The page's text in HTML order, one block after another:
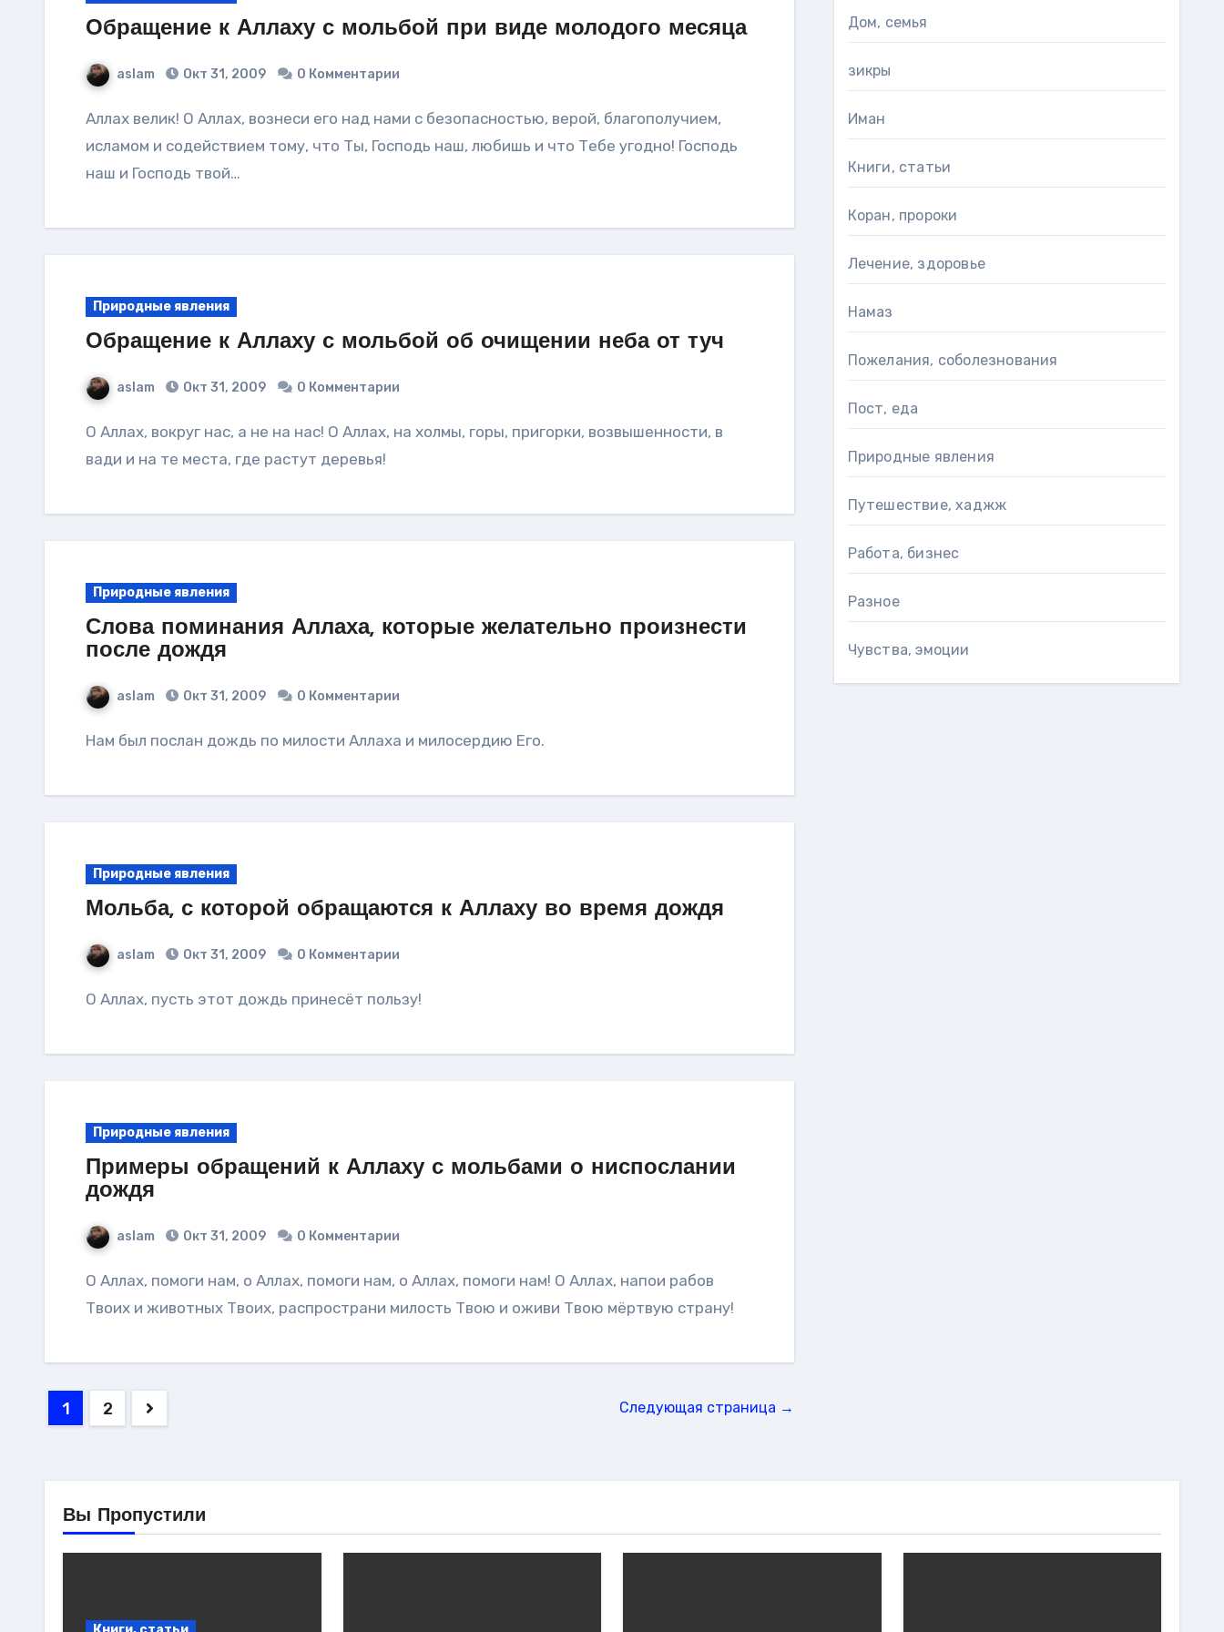
Обращение к Аллаху с мольбой при виде молодого месяца
aslam Окт 31, 2009 0 Комментарии
Аллах велик! О Аллах, вознеси его над нами с безопасностью, верой, благополучием,
исламом и содействием тому, что Ты, Господь наш, любишь и что Тебе угодно! Господь
наш и Господь твой…
Природные явления
Обращение к Аллаху с мольбой об очищении неба от туч
aslam Окт 31, 2009 0 Комментарии
О Аллах, вокруг нас, а не на нас! О Аллах, на холмы, горы, пригорки, возвышенности, в
вади и на те места, где растут деревья!
Природные явления
Слова поминания Аллаха, которые желательно произнести
после дождя
aslam Окт 31, 2009 0 Комментарии
Нам был послан дождь по милости Аллаха и милосердию Его.
Природные явления
Мольба, с которой обращаются к Аллаху во время дождя
aslam Окт 31, 2009 0 Комментарии
О Аллах, пусть этот дождь принесёт пользу!
Природные явления
Примеры обращений к Аллаху с мольбами о ниспослании
дождя
aslam Окт 31, 2009 0 Комментарии
О Аллах, помоги нам, о Аллах, помоги нам, о Аллах, помоги нам! О Аллах, напои рабов
Твоих и животных Твоих, распространи милость Твою и оживи Твою мёртвую страну!
Навигация
1 2 Следующая страница →
Дом, семья
зикры
Иман
Книги, статьи
Коран, пророки
Лечение, здоровье
Намаз
Пожелания, соболезнования
Пост, еда
Природные явления
Путешествие, хаджж
Работа, бизнес
Разное
Чувства, эмоции
Вы Пропустили